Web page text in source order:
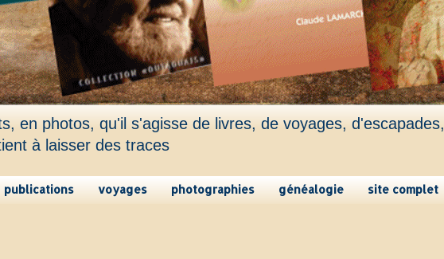
en photos, qu'il s'agisse de livres, de voyages, d'escapades,
à laisser des traces
publications voyages photographies généalogie site complet